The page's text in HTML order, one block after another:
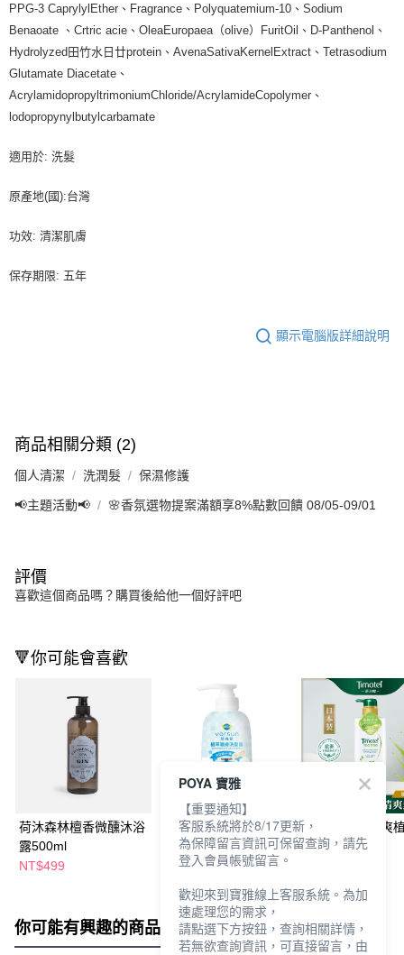
PPG-3 CaprylylEther、Fragrance、Polyquatemium-10、Sodium
Benaoate 、Crtric acie、OleaEuropaea（olive）FuritOil、D-Panthenol、
Hydrolyzed田竹水日廿protein、AvenaSativaKernelExtract、Tetrasodium
Glutamate Diacetate、
AcrylamidopropyltrimoniumChloride/AcrylamideCopolymer、
lodopropynylbutylcarbamate
適用於: 洗髮
原產地(國):台灣
功效: 清潔肌膚
保存期限: 五年
顯示電腦版詳細說明
商品相關分類 (2)
個人清潔 洗潤髮 保濕修護
📢主題活動📢 🌸香氛選物提案滿額享8%點數回饋 08/05-09/01
評價
喜歡這個商品嗎？購買後給他一個好評吧
🔻你可能會喜歡
荷沐森林檀香微醺沐浴
露500ml
NT$499
悠森兒植萃親膚洗髮露
500ml棉花香
NT$189
蒂沐蝶茶樹清爽
髮精500ml
你可能有興趣的商品 全站排行
POYA 寶雅
【重要通知】
客服系統將於8/17更新，
為保障留言資訊可保留查詢，請先
登入會員帳號留言。
歡迎來到寶雅線上客服系統。為加
速處理您的需求，
請點選下方按鈕，查詢相關詳情，
若無欲查詢資訊，可直接留言，由